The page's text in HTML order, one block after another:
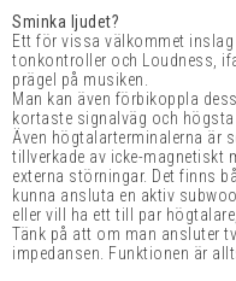
Sminka ljudet?
Ett för vissa välkommet
tonkontroller och Loudness,
prägel på musiken.
Man kan även förbikoppla
kortaste signalväg och
Även högtalarterminalerna är
tillverkade av icke-magnetiskt
externa störningar. Det finns
kunna ansluta en aktiv
eller vill ha ett till par
Tänk på att om man ansluter
impedansen. Funktionen är